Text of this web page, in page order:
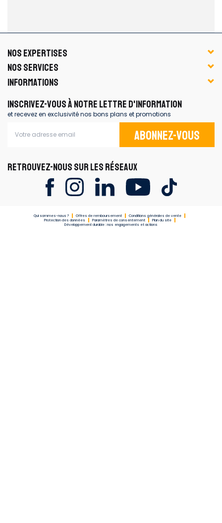
NOS EXPERTISES
NOS SERVICES
INFORMATIONS
INSCRIVEZ-VOUS À NOTRE LETTRE D'INFORMATION
et recevez en exclusivité nos bons plans et promotions
Abonnez-vous
RETROUVEZ-NOUS SUR LES RÉSEAUX
Qui sommes-nous ? Offres de remboursement
Conditions générales de vente
Protection des données
Paramètres de consentement
Plan du site
Développement durable : nos engagements et actions